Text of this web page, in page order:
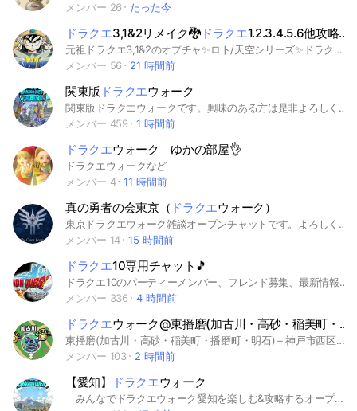
メンバー 26
たった今
ドラクエ3,1&2リメイク🐉ドラクエ1.2.3.4.5.6他攻略、雑談⚔ロト/天空シリーズ
元祖ドラクエ3,1&2のオプチャ✨ロト/天空シリーズ✨ドラクエ3リメイク/ドラクエ1&2リメイク/ドラクエ1/ドラクエ2/ドラクエ4.5.6/誰でも🆗初心者も歓迎/やり込み攻略ルームも有/※参加後すぐの退室はご遠慮下さい#ドラクエ1&2リメイク#ドラクエHD2D#ドラクエ3#ドラクエ#ドラゴンクエスト#ドラゴンクエスト3#スクエニ#ドラクエ1#ドラクエ 2#ドラゴンクエスト1#ドラゴンクエスト2#ドラゴンクエスト4#ドラクエ3リメイク#ドラクエシリーズ/ドラクエ4/ドラクエ5/ドラクエ6/天空シリーズ/やり込み勢🌟管理人常駐で安心、荒らしなしで平和✨🕊️
メンバー 56
21 時間前
関東版 ドラクエウォーク
関東版ドラクエウォークです。興味のある方は是非よろしくお願いします。
メンバー 459
1 時間前
ドラクエウォーク ゆかの部屋👌
ドラクエウォークなど
メンバー 4
11 時間前
真の勇者の会東京（ ドラクエウォーク）
東京ドラクエウォーク雑談オープンチャットです。よろしくおねがいします
メンバー 14
15 時間前
ドラクエ10専用チャット🎵
ドラクエ10のパーティーメンバー、フレンド募集、最新情報 わいわい楽しく参加して下さい(*^-^) #ドラクエ10 #ドラゴンクエスト #オンラインゲーム#Switch#ps4#ps5 🔻↓重要です↓🔻 ✳参加される方へ 参加時に簡単な挨拶して頂きます様にお願いします🙇⤵ ドラゴンクエストX専用チャット
メンバー 336
4 時間前
ドラクエウォーク@東播磨(加古川・高砂・稲美町・播磨町・明石)＋神戸市西区・三木・小野・加西
東播磨(加古川・高砂・稲美町・播磨町・明石)＋神戸市西区・三木・小野・加西近辺の地域限定チャット！雑談、攻略情報、こころ確定情報の共有を行ってます(*^^*) 気軽に参加してくださいね♪ #DQウォーク #ドラゴンクエストウォーク #ドラクエウォーク #DQW #兵庫県 #加古川市 #高砂市 #稲美町 #播磨町 #明石市 #三木市 #小野市 #加西市 #神戸市西区
メンバー 103
2 時間前
【愛知】 ドラクエウォーク
みんなでドラクエウォーク愛知を楽しむ&攻略するオープンチャットです☆ 初心者から上級者までみんなでワイワイやってます！ 【必須】 ①入室したら必ず挨拶をお願いします ②大事なノートの確認をお願いします ③誹謗中傷禁止 【チャットを楽しむために】 ①名前の後ろに地域名を入れると、同じ地域の人と会話が弾むかも！？ 【キーワード】#ドラクエウォーク #DQウォーク #中部 #東海 #愛知 #名古屋 #DQW #岐阜 #三重